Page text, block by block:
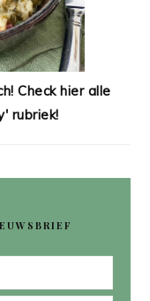
Check hier alle
rubriek!